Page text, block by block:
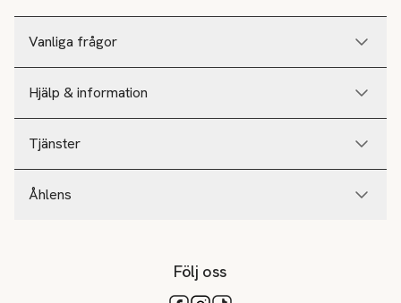
Vanliga frågor
Hjälp & information
Tjänster
Åhlens
Följ oss